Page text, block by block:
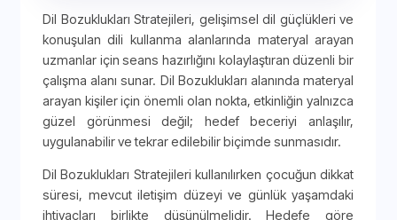
Dil Bozuklukları Stratejileri, gelişimsel dil güçlükleri ve
konuşulan dili kullanma alanlarında materyal arayan
uzmanlar için seans hazırlığını kolaylaştıran düzenli bir
çalışma alanı sunar. Dil Bozuklukları alanında materyal
arayan kişiler için önemli olan nokta, etkinliğin yalnızca
güzel görünmesi değil; hedef beceriyi anlaşılır,
uygulanabilir ve tekrar edilebilir biçimde sunmasıdır.
Dil Bozuklukları Stratejileri kullanılırken çocuğun dikkat
süresi, mevcut iletişim düzeyi ve günlük yaşamdaki
ihtiyaçları birlikte düşünülmelidir. Hedefe göre